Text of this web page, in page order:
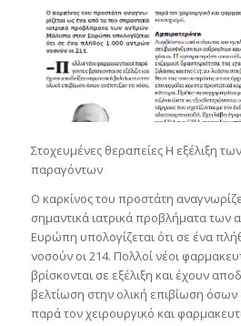
Στοχευμένες θεραπείες Η εξέλιξη
παραγόντων
Ο καρκίνος του προστάτη
σημαντικά ιατρικά προβλήματα των
Ευρώπη υπολογίζεται ότι σε ένα
νοσούν οι 214. Πολλοί νέοι
βρίσκονται σε εξέλιξη και έχουν
βελτίωση στην ολική επιβίωση
παρά τον χειρουργικό και